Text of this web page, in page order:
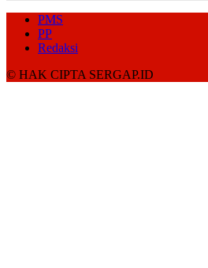
PMS
PP
Redaksi
© HAK CIPTA SERGAP.ID